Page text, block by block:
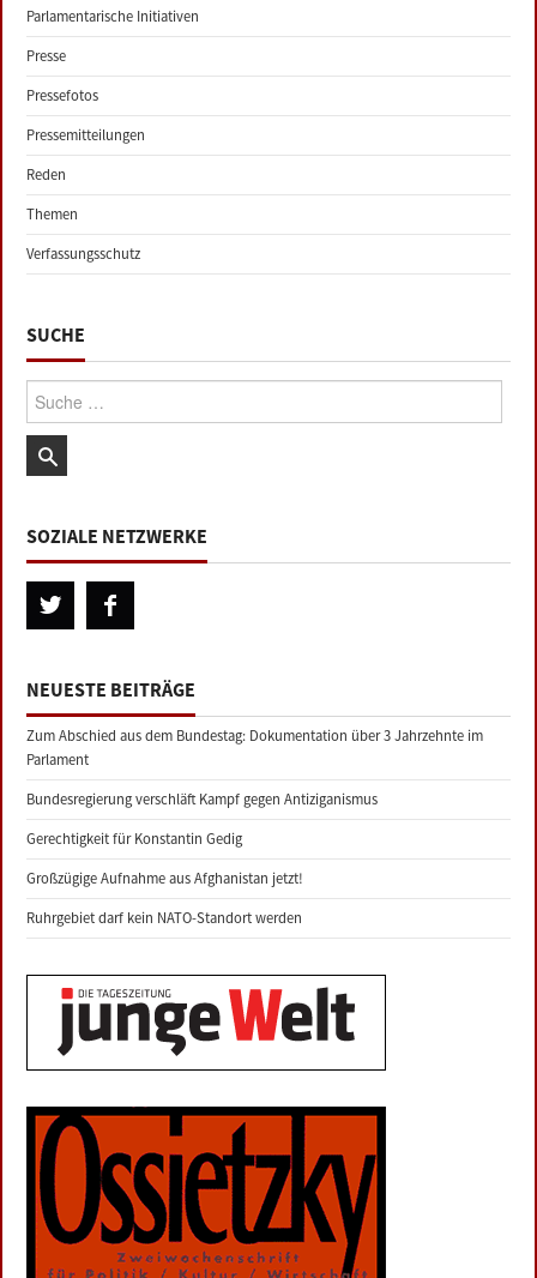
Parlamentarische Initiativen
Presse
Pressefotos
Pressemitteilungen
Reden
Themen
Verfassungsschutz
SUCHE
Suche:
SOZIALE NETZWERKE
NEUESTE BEITRÄGE
Zum Abschied aus dem Bundestag: Dokumentation über 3 Jahrzehnte im
Parlament
Bundesregierung verschläft Kampf gegen Antiziganismus
Gerechtigkeit für Konstantin Gedig
Großzügige Aufnahme aus Afghanistan jetzt!
Ruhrgebiet darf kein NATO-Standort werden